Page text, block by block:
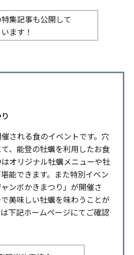
集記事も公開して
います！
される食のイベントです。穴
、能登の牡蠣を利用したお食
オリジナル牡蠣メニューや牡
能できます。また特別イベン
ンボかきまつり」が開催さ
美味しい牡蠣を味わうことが
下記ホームページにてご確認